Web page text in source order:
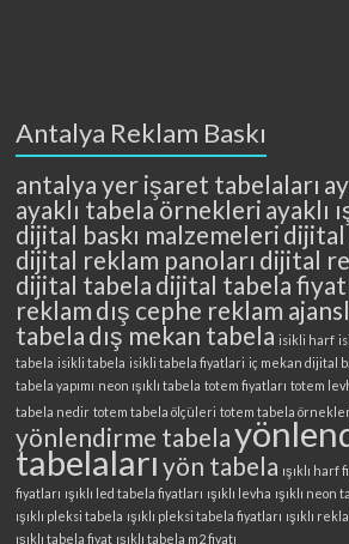
Antalya Reklam Baskı
antalya yer işaret tabelaları
ayaklı tabela örnekleri ayaklı
dijital baskı malzemeleridijital
dijital reklam panoları dijital
dijital tabela dijital tabela
reklam dış cephe reklam
tabela dış mekan tabela isikli harf
tabela isikli tabela isikli tabela fiyatlari iç mekan dijital
tabela yapımı neon ışıklı tabela totem fiyatları totem
tabela nedir totem tabela ölçüleri totem tabela
yönlendirme tabela
tabelaları yön tabela ışıklı harf
fiyatları ışıklı led tabela fiyatları ışıklı levha ışıklı neon
ışıklı pleksi tabela ışıklı pleksi tabela fiyatları ışıklı
ışıklı tabela fiyat ışıklı tabela m2 fiyatı